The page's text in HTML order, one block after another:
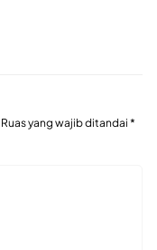
Ruas yang wajib ditandai *